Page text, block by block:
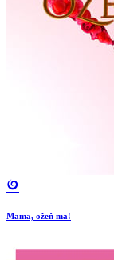
Mama, ožeň ma!